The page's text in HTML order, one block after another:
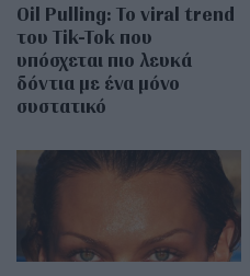
Oil Pulling: To viral trend
του Tik-Tok που
υπόσχεται πιο λευκά
δόντια με ένα μόνο
συστατικό